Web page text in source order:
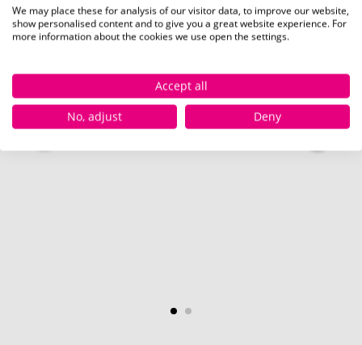
Artikel Rückseite (45 x 45 mm)
We may place these for analysis of our visitor data, to improve our website,
show personalised content and to give you a great website experience. For
more information about the cookies we use open the settings.
Accept all
No, adjust
Deny